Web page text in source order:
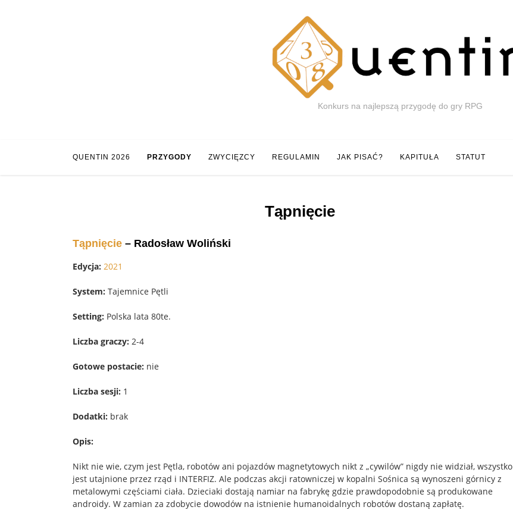
Konkurs na najlepszą przygodę do gry RPG
QUENTIN 2026 PRZYGODY ZWYCIĘZCY REGULAMIN JAK PISAĆ? KAPITUŁA STATUT
Tąpnięcie
Tąpnięcie – Radosław Woliński
Edycja: 2021
System: Tajemnice Pętli
Setting: Polska lata 80te.
Liczba graczy: 2-4
Gotowe postacie: nie
Liczba sesji: 1
Dodatki: brak
Opis:
Nikt nie wie, czym jest Pętla, robotów ani pojazdów magnetytowych nikt z „cywilów” nigdy nie widział, wszystko
jest utajnione przez rząd i INTERFIZ. Ale podczas akcji ratowniczej w kopalni Sośnica są wynoszeni górnicy z
metalowymi częściami ciała. Dzieciaki dostają namiar na fabrykę gdzie prawdopodobnie są produkowane
androidy. W zamian za zdobycie dowodów na istnienie humanoidalnych robotów dostaną zapłatę.